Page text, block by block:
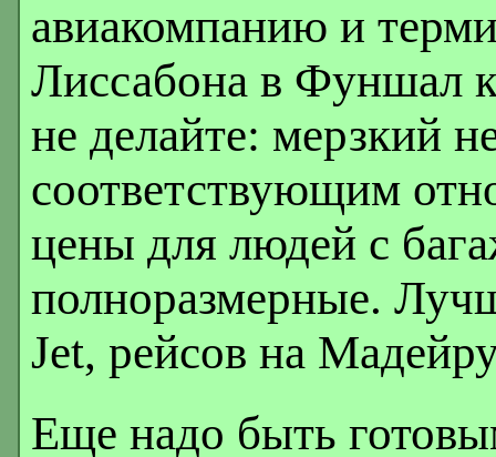
авиакомпанию и
Лиссабона в Фуншал
не делайте: мерзкий
соответствующим
цены для людей с
полноразмерные.
Jet, рейсов на
Еще надо быть